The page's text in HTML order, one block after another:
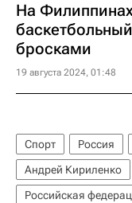
На
бросками
19 августа 2024, 01:48
Спорт Россия
Андрей Кириленко
Российская